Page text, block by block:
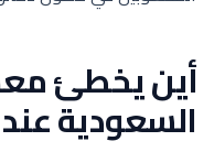
أين يخطئ
السعودية